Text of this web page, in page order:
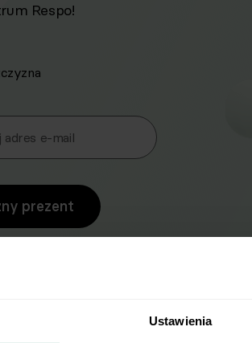
Ustawienia
Respo!
adres e-mail
prezent
w rozumieniu
usług drogą
r. poz. 1222), produktów,
Respo Wrzosek Witkowski
o.o., TEKA TRADE
do wycofania